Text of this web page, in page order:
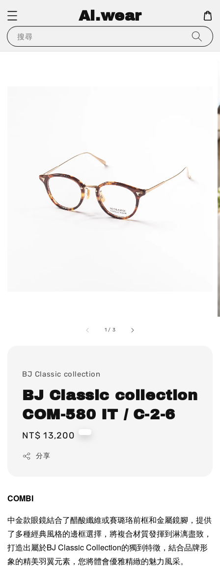
Ai.wear
搜尋
1 / 3
BJ Classic collection
BJ Classic collection
COM-580 IT / C-2-6
Regular
NT$ 13,200
分享
COMBI
中金款眼鏡結合了醋酸纖維或賽璐珞前框和金屬鏡腳，提供
了多種經典風格的邊框選擇，將複合材質發揮到淋漓盡致，
打造出屬於BJ Classic Collection的獨到特徵，結合品牌形
象的精美羽翼元素，您將體會優雅精緻的魅力風采。